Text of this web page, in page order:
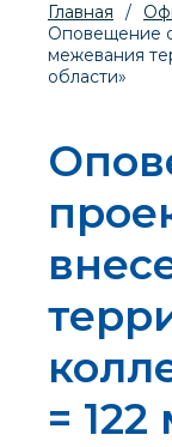
Главная /
Оповещение
межевания
области»
=